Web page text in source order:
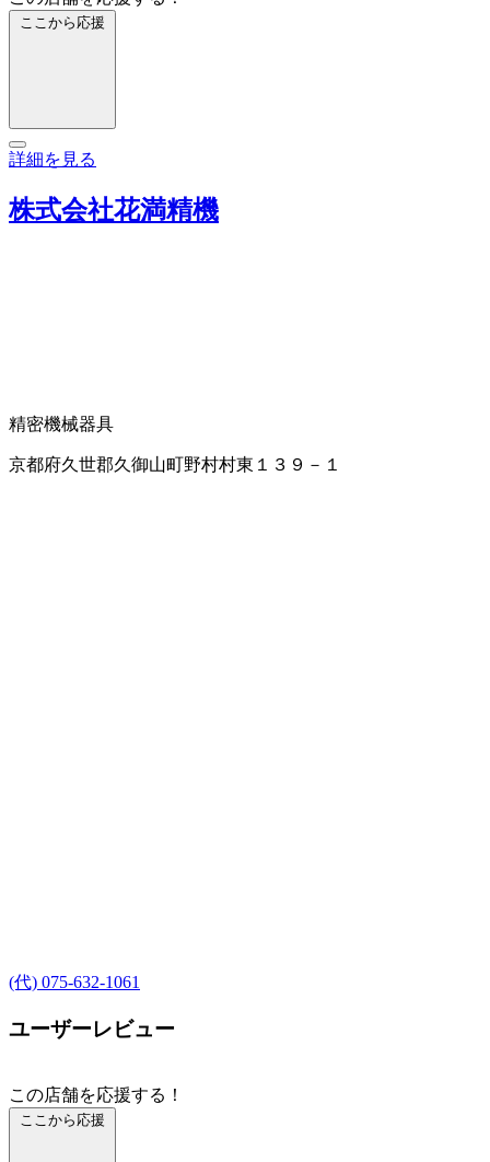
ここから応援
詳細を見る
株式会社花満精機
精密機械器具
京都府久世郡久御山町野村村東１３９－１
(代) 075-632-1061
ユーザーレビュー
この店舗を応援する！
ここから応援